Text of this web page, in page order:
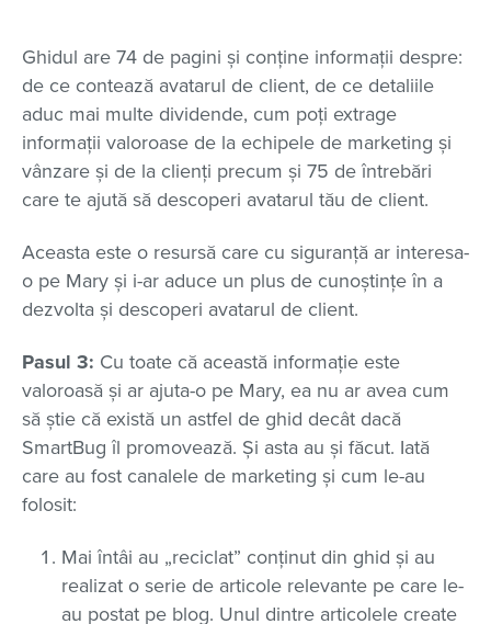
Ghidul are 74 de pagini și conține informații despre:
de ce contează avatarul de client, de ce detaliile
aduc mai multe dividende, cum poți extrage
informații valoroase de la echipele de marketing și
vânzare și de la clienți precum și 75 de întrebări
care te ajută să descoperi avatarul tău de client.
Aceasta este o resursă care cu siguranță ar interesa-
o pe Mary și i-ar aduce un plus de cunoștințe în a
dezvolta și descoperi avatarul de client.
Pasul 3: Cu toate că această informație este
valoroasă și ar ajuta-o pe Mary, ea nu ar avea cum
să știe că există un astfel de ghid decât dacă
SmartBug îl promovează. Și asta au și făcut. Iată
care au fost canalele de marketing și cum le-au
folosit:
Mai întâi au „reciclat” conținut din ghid și au
realizat o serie de articole relevante pe care le-
au postat pe blog. Unul dintre articolele create